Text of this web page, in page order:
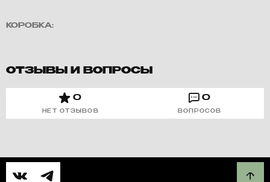
КОРОБКА:
ОТЗЫВЫ И ВОПРОСЫ
0
НЕТ ОТЗЫВОВ
0
ВОПРОСОВ